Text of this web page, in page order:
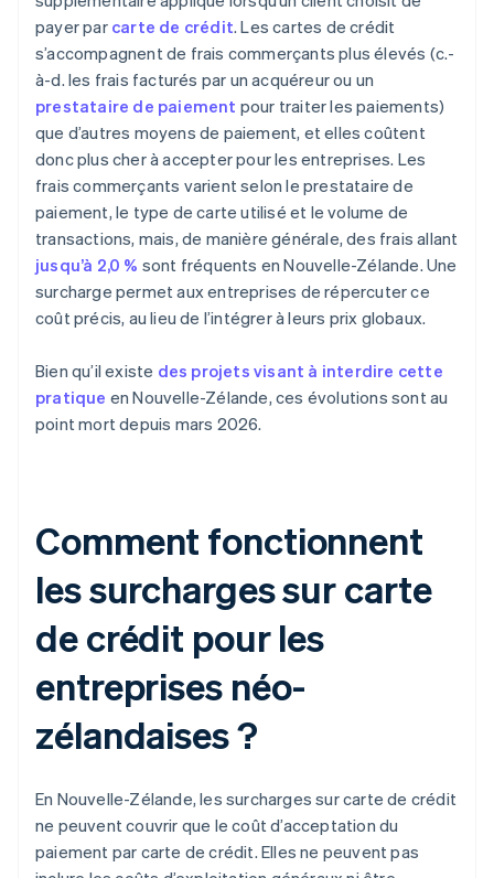
payer par carte de crédit. Les cartes de crédit
s’accompagnent de frais commerçants plus élevés (c.-
à-d. les frais facturés par un acquéreur ou un
prestataire de paiement pour traiter les paiements)
que d’autres moyens de paiement, et elles coûtent
donc plus cher à accepter pour les entreprises. Les
frais commerçants varient selon le prestataire de
paiement, le type de carte utilisé et le volume de
transactions, mais, de manière générale, des frais allant
jusqu’à 2,0 % sont fréquents en Nouvelle-Zélande. Une
surcharge permet aux entreprises de répercuter ce
coût précis, au lieu de l’intégrer à leurs prix globaux.
Bien qu’il existe des projets visant à interdire cette
pratique en Nouvelle-Zélande, ces évolutions sont au
point mort depuis mars 2026.
Comment fonctionnent
les surcharges sur carte
de crédit pour les
entreprises néo-
zélandaises ?
En Nouvelle-Zélande, les surcharges sur carte de crédit
ne peuvent couvrir que le coût d’acceptation du
paiement par carte de crédit. Elles ne peuvent pas